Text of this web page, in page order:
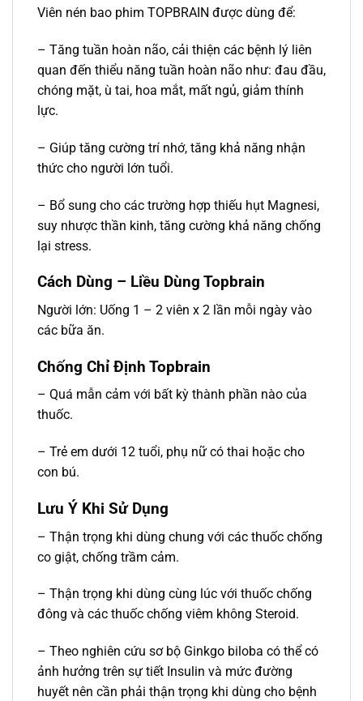
Viên nén bao phim TOPBRAIN được dùng để:
– Tăng tuần hoàn não, cải thiện các bệnh lý liên
quan đến thiểu năng tuần hoàn não như: đau đầu,
chóng mặt, ù tai, hoa mắt, mất ngủ, giảm thính
lực.
– Giúp tăng cường trí nhớ, tăng khả năng nhận
thức cho người lớn tuổi.
– Bổ sung cho các trường hợp thiếu hụt Magnesi,
suy nhược thần kinh, tăng cường khả năng chống
lại stress.
Cách Dùng – Liều Dùng Topbrain
Người lớn: Uống 1 – 2 viên x 2 lần mỗi ngày vào
các bữa ăn.
Chống Chỉ Định Topbrain
– Quá mẫn cảm với bất kỳ thành phần nào của
thuốc.
– Trẻ em dưới 12 tuổi, phụ nữ có thai hoặc cho
con bú.
Lưu Ý Khi Sử Dụng
– Thận trọng khi dùng chung với các thuốc chống
co giật, chống trầm cảm.
– Thận trọng khi dùng cùng lúc với thuốc chống
đông và các thuốc chống viêm không Steroid.
– Theo nghiên cứu sơ bộ Ginkgo biloba có thể có
ảnh hưởng trên sự tiết Insulin và mức đường
huyết nên cần phải thận trọng khi dùng cho bệnh